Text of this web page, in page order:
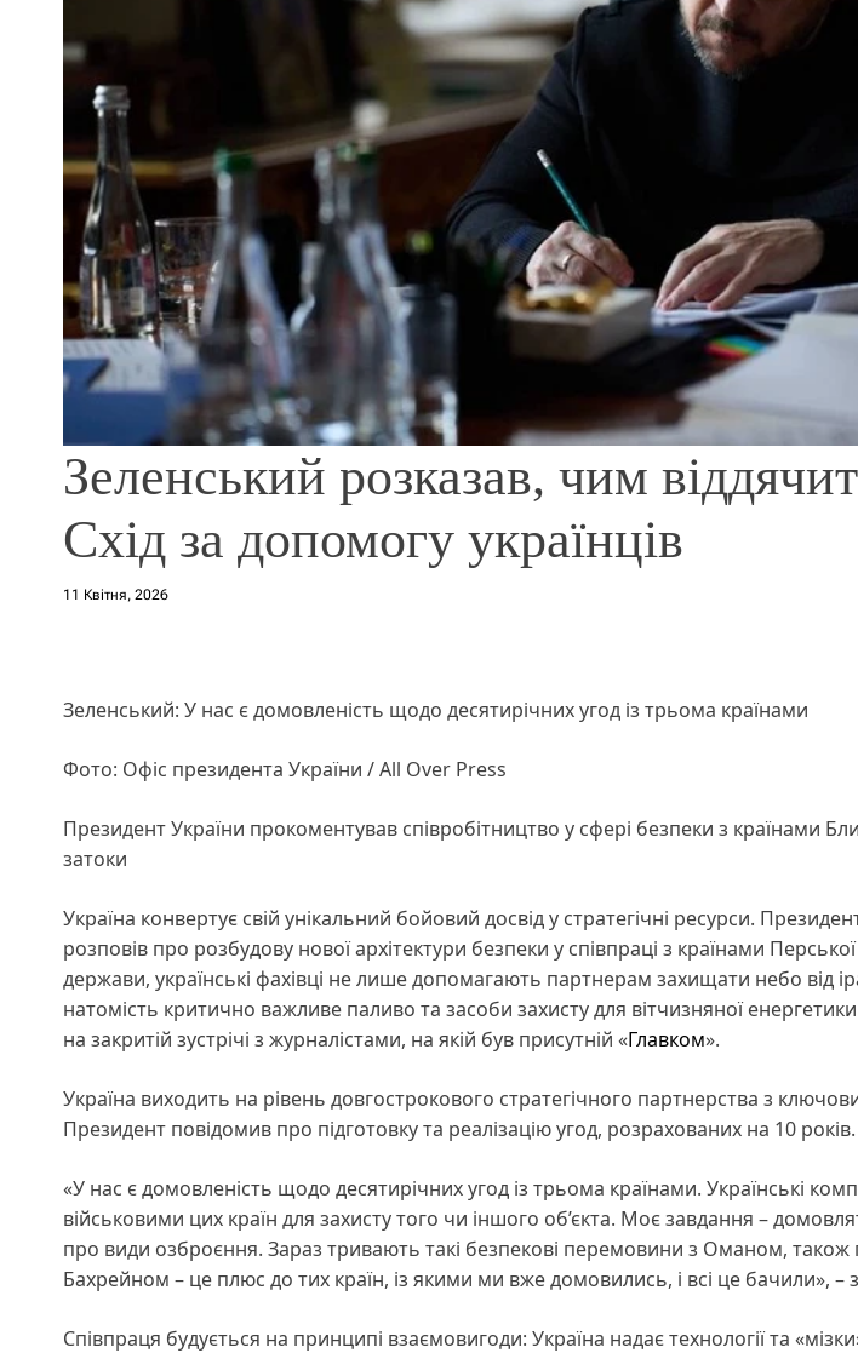
Зеленський розказав, чим
Схід за допомогу українців
11 Квітня, 2026
Зеленський: У нас є домовленість щодо десятирічних угод із трьома країнами
Фото: Офіс президента України / All Over Press
Президент України прокоментував співробітництво у сфері безпеки з країнами
затоки
Україна конвертує свій унікальний бойовий досвід у стратегічні ресурси.
розповів про розбудову нової архітектури безпеки у співпраці з країнами
держави, українські фахівці не лише допомагають партнерам захищати небо від
натомість критично важливе паливо та засоби захисту для вітчизняної
на закритій зустрічі з журналістами, на якій був присутній «Главком».
Україна виходить на рівень довгострокового стратегічного партнерства з
Президент повідомив про підготовку та реалізацію угод, розрахованих на 10 років.
«У нас є домовленість щодо десятирічних угод із трьома країнами. Українські
військовими цих країн для захисту того чи іншого об’єкта. Моє завдання –
про види озброєння. Зараз тривають такі безпекові перемовини з Оманом,
Бахрейном – це плюс до тих країн, із якими ми вже домовились, і всі це бачили», –
Співпраця будується на принципі взаємовигоди: Україна надає технології та